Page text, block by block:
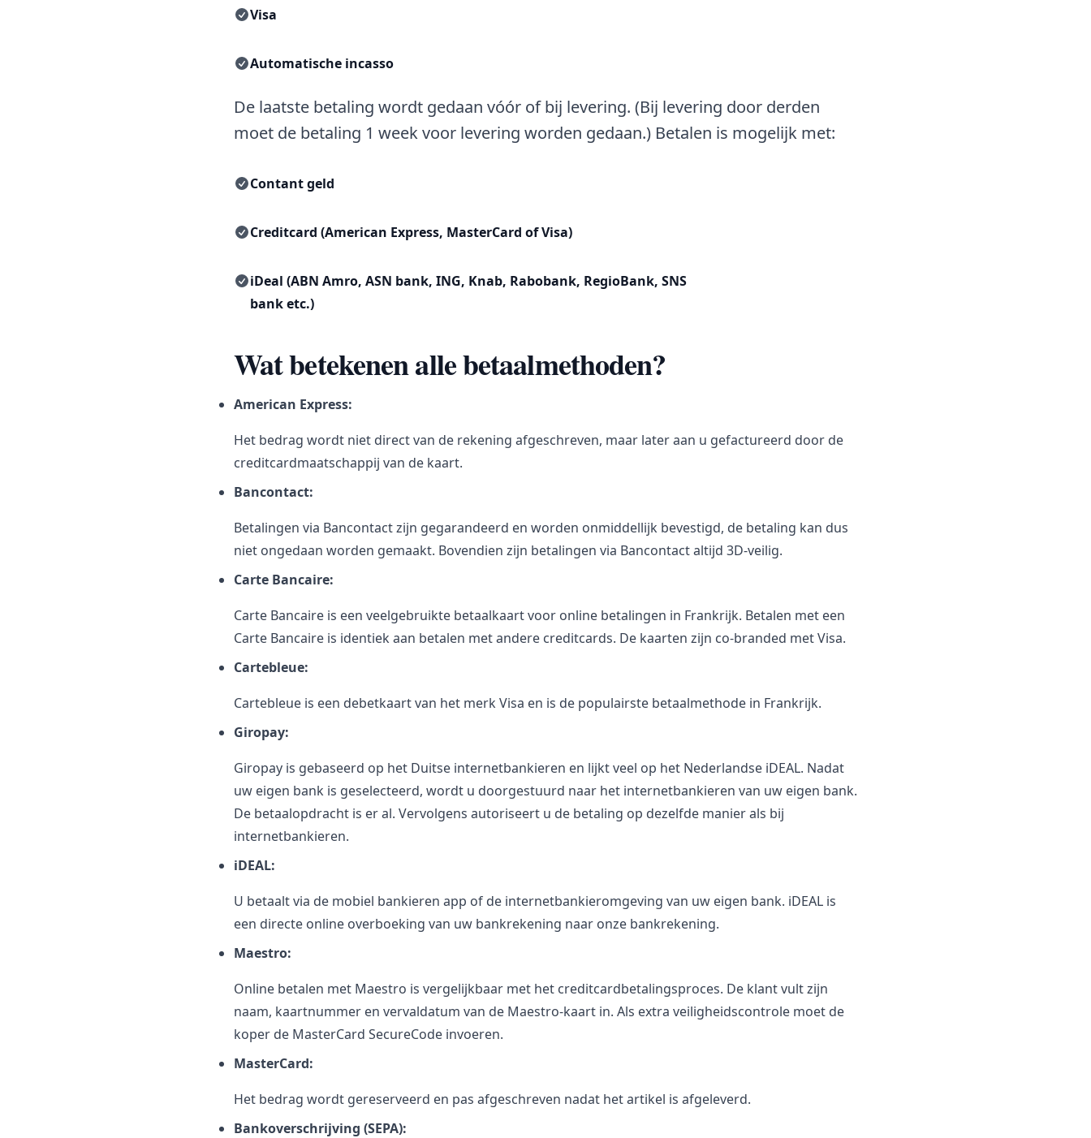
Visa
Automatische incasso
De laatste betaling wordt gedaan vóór of bij levering. (Bij levering door derden
moet de betaling 1 week voor levering worden gedaan.) Betalen is mogelijk met:
Contant geld
Creditcard (American Express, MasterCard of Visa)
iDeal (ABN Amro, ASN bank, ING, Knab, Rabobank, RegioBank, SNS
bank etc.)
Wat betekenen alle betaalmethoden?
American Express:
Het bedrag wordt niet direct van de rekening afgeschreven, maar later aan u gefactureerd door de
creditcardmaatschappij van de kaart.
Bancontact:
Betalingen via Bancontact zijn gegarandeerd en worden onmiddellijk bevestigd, de betaling kan dus
niet ongedaan worden gemaakt. Bovendien zijn betalingen via Bancontact altijd 3D-veilig.
Carte Bancaire:
Carte Bancaire is een veelgebruikte betaalkaart voor online betalingen in Frankrijk. Betalen met een
Carte Bancaire is identiek aan betalen met andere creditcards. De kaarten zijn co-branded met Visa.
Cartebleue:
Cartebleue is een debetkaart van het merk Visa en is de populairste betaalmethode in Frankrijk.
Giropay:
Giropay is gebaseerd op het Duitse internetbankieren en lijkt veel op het Nederlandse iDEAL. Nadat
uw eigen bank is geselecteerd, wordt u doorgestuurd naar het internetbankieren van uw eigen bank.
De betaalopdracht is er al. Vervolgens autoriseert u de betaling op dezelfde manier als bij
internetbankieren.
iDEAL:
U betaalt via de mobiel bankieren app of de internetbankieromgeving van uw eigen bank. iDEAL is
een directe online overboeking van uw bankrekening naar onze bankrekening.
Maestro:
Online betalen met Maestro is vergelijkbaar met het creditcardbetalingsproces. De klant vult zijn
naam, kaartnummer en vervaldatum van de Maestro-kaart in. Als extra veiligheidscontrole moet de
koper de MasterCard SecureCode invoeren.
MasterCard:
Het bedrag wordt gereserveerd en pas afgeschreven nadat het artikel is afgeleverd.
Bankoverschrijving (SEPA):